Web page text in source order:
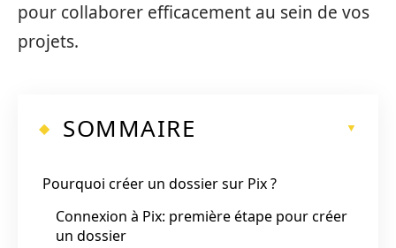
pour collaborer efficacement au sein de vos
projets.
SOMMAIRE
Pourquoi créer un dossier sur Pix ?
Connexion à Pix: première étape pour créer
un dossier